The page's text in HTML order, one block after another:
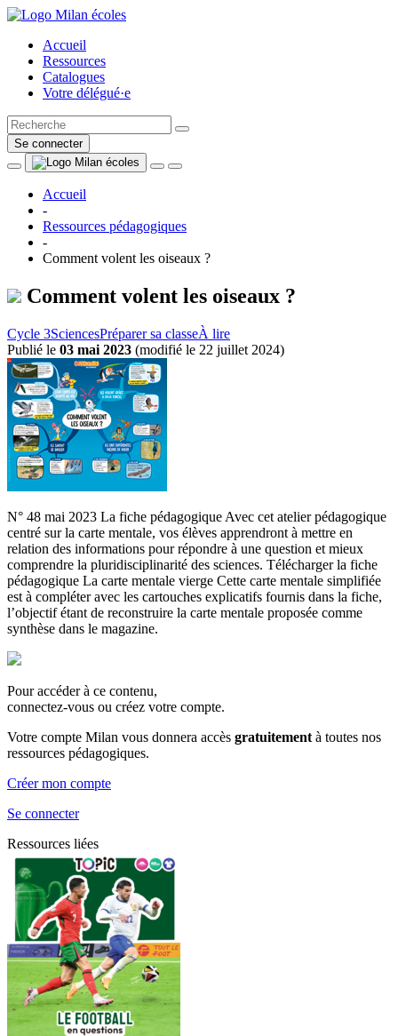
Accueil
Ressources
Catalogues
Votre délégué·e
Se connecter
Accueil
-
Ressources pédagogiques
-
Comment volent les oiseaux ?
Comment volent les oiseaux ?
Cycle 3SciencesPréparer sa classeÀ lire
Publié le 03 mai 2023 (modifié le 22 juillet 2024)
N° 48 mai 2023 La fiche pédagogique Avec cet atelier pédagogique
centré sur la carte mentale, vos élèves apprendront à mettre en
relation des informations pour répondre à une question et mieux
comprendre la pluridisciplinarité des sciences. Télécharger la fiche
pédagogique La carte mentale vierge Cette carte mentale simplifiée
est à compléter avec les cartouches explicatifs fournis dans la fiche,
l’objectif étant de reconstruire la carte mentale proposée comme
synthèse dans le magazine.
Pour accéder à ce contenu,
connectez-vous ou créez votre compte.
Votre compte Milan vous donnera accès gratuitement à toutes nos
ressources pédagogiques.
Créer mon compte
Se connecter
Ressources liées